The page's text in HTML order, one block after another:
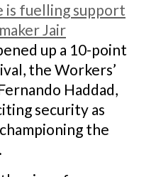
is fuelling support
Jair
up a 10-point
the Workers’
Haddad,
security as
the